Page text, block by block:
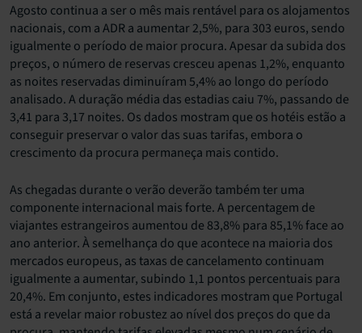
Agosto continua a ser o mês mais rentável para os alojamentos
nacionais, com a ADR a aumentar 2,5%, para 303 euros, sendo
igualmente o período de maior procura.Apesar da subida dos
preços, o número de reservas cresceu apenas 1,2%, enquanto
as noites reservadas diminuíram 5,4% ao longo do período
analisado. A duração média das estadias caiu 7%, passando de
3,41 para 3,17 noites. Os dados mostram que os hotéis estão a
conseguir preservar o valor das suas tarifas, embora o
crescimento da procura permaneça mais contido.
As chegadas durante o verão deverão também ter uma
componente internacional mais forte. A percentagem de
viajantes estrangeiros aumentou de 83,8% para 85,1% face ao
ano anterior. À semelhança do que acontece na maioria dos
mercados europeus, as taxas de cancelamento continuam
igualmente a aumentar, subindo 1,1 pontos percentuais para
20,4%. Em conjunto, estes indicadores mostram que Portugal
está a revelar maior robustez ao nível dos preços do que da